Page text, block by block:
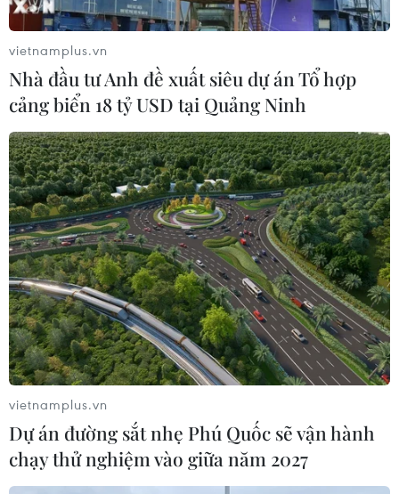
Đại sứ quán Hàn Quốc cảnh báo về khả
năng bị Triều Tiên tấn công
29/08/2016 04:21
Đại sứ quán Hàn Quốc tại Bắc Kinh cảnh báo công dân
ở Trung Quốc về khả năng Triều Tiên sẽ tấn công khủng
bố hay bắt cóc sau vụ đào tẩu gần đây của một nhà
ngoại giao Bình Nhưỡng.
vietnamplus.vn
Nhà đầu tư Anh đề xuất siêu dự án Tổ hợp
cảng biển 18 tỷ USD tại Quảng Ninh
vietnamplus.vn
Dự án đường sắt nhẹ Phú Quốc sẽ vận hành
chạy thử nghiệm vào giữa năm 2027